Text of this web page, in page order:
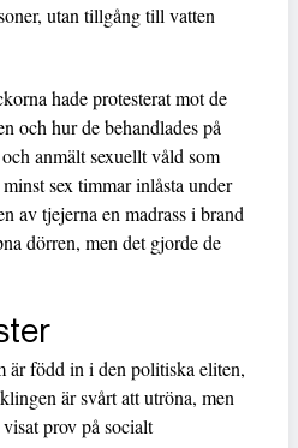
utan tillgång till vatten
hade protesterat mot de
och hur de behandlades på
anmält sexuellt våld som
sex timmar inlåsta under
av tjejerna en madrass i brand
dörren, men det gjorde de
är född in i den politiska eliten,
är svårt att utröna, men
prov på socialt